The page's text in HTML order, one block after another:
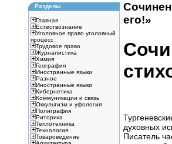
Разделы
Главная
Естествознание
Уголовное право уголовный
процесс
Трудовое право
Журналистика
Химия
География
Иностранные языки
Разное
Иностранные языки
Кибернетика
Коммуникации и связь
Оккультизм и уфология
Полиграфия
Риторика
Теплотехника
Технология
Товароведение
его!»
духовных
Писатель